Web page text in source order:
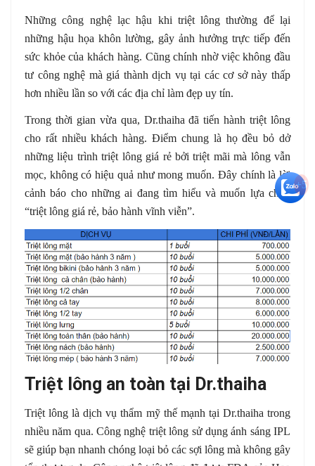
Những công nghệ lạc hậu khi triệt lông thường để lại
những hậu họa khôn lường, gây ảnh hưởng trực tiếp đến
sức khỏe của khách hàng. Cũng chính nhờ việc không đầu
tư công nghệ mà giá thành dịch vụ tại các cơ sở này thấp
hơn nhiều lần so với các địa chỉ làm đẹp uy tín.
Trong thời gian vừa qua, Dr.thaiha đã tiến hành triệt lông
cho rất nhiều khách hàng. Điểm chung là họ đều bỏ dở
những liệu trình triệt lông giá rẻ bởi triệt mãi mà lông vẫn
mọc, không có hiệu quả như mong muốn. Đây chính là lời
cảnh báo cho những ai đang tìm hiểu và muốn lựa chọn
“triệt lông giá rẻ, bảo hành vĩnh viễn”.
Triệt lông an toàn tại Dr.thaiha
Triệt lông là dịch vụ thẩm mỹ thế mạnh tại Dr.thaiha trong
nhiều năm qua. Công nghệ triệt lông sử dụng ánh sáng IPL
sẽ giúp bạn nhanh chóng loại bỏ các sợi lông mà không gây
+5